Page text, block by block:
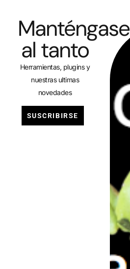
Manténgase
al tanto
Herramientas, plugins y
nuestras ultimas
novedades
SUSCRIBIRSE